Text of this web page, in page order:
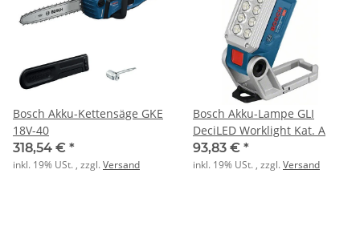
Bosch Akku-Kettensäge GKE
18V-40
318,54 € *
inkl. 19% USt. , zzgl.Versand
Bosch Akku-Lampe GLI
DeciLED Worklight Kat. A
93,83 € *
inkl. 19% USt. , zzgl.Versand